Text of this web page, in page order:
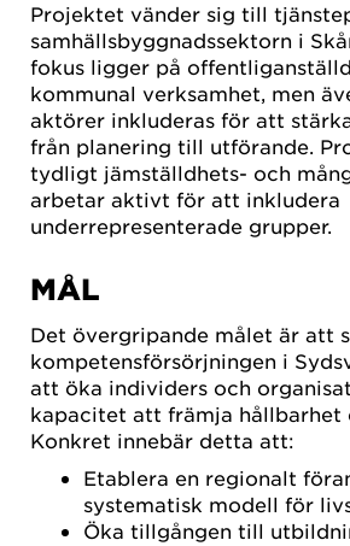
Projektet vänder sig till
samhällsbyggnadssektorn i
fokus ligger på
kommunal verksamhet, men
aktörer inkluderas för att
från planering till utförande.
tydligt jämställdhets- och
arbetar aktivt för att inkludera
underrepresenterade grupper.
MÅL
Det övergripande målet är att
kompetensförsörjningen i
att öka individers och
kapacitet att främja hållbarhet
Konkret innebär detta att:
Etablera en regionalt
systematisk modell för
Öka tillgången till